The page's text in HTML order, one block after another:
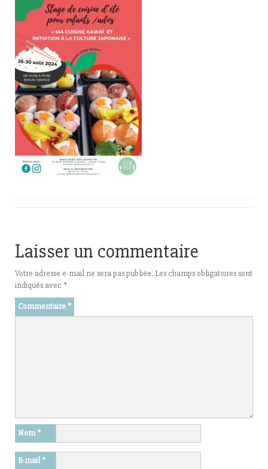
Laisser un commentaire
Votre adresse e-mail ne sera pas publiée. Les champs obligatoires sont
indiqués avec *
Commentaire *
Nom*
E-mail*